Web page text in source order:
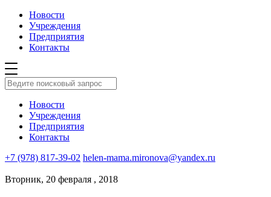
Новости
Учреждения
Предприятия
Контакты
Новости
Учреждения
Предприятия
Контакты
+7 (978) 817-39-02 helen-mama.mironova@yandex.ru
Вторник, 20 февраля , 2018